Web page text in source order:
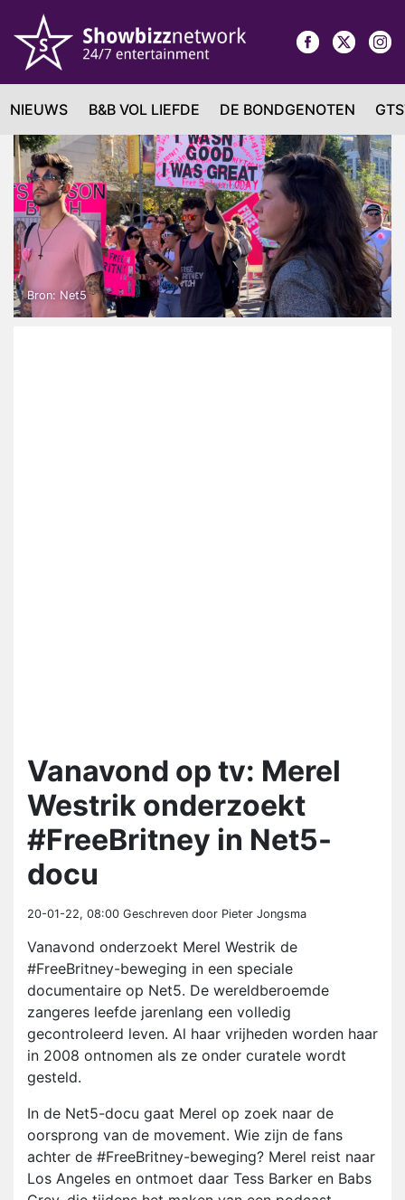
NIEUWS B&B VOL LIEFDE DE BONDGENOTEN
Bron: Net5
Vanavond op tv: Merel
Westrik onderzoekt
#FreeBritney in Net5-
docu
20-01-22, 08:00 Geschreven door Pieter Jongsma
Vanavond onderzoekt Merel Westrik de
#FreeBritney-beweging in een speciale
documentaire op Net5. De wereldberoemde
zangeres leefde jarenlang een volledig
gecontroleerd leven. Al haar vrijheden worden haar
in 2008 ontnomen als ze onder curatele wordt
gesteld.
In de Net5-docu gaat Merel op zoek naar de
oorsprong van de movement. Wie zijn de fans
achter de #FreeBritney-beweging? Merel reist naar
Los Angeles en ontmoet daar Tess Barker en Babs